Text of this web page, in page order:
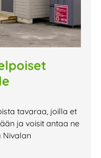
tavaraa, joilla et
ja voisit antaa ne
Nivalan